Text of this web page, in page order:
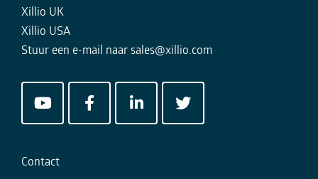
Xillio UK
Xillio USA
Stuur een e-mail naar sales@xillio.com
Contact